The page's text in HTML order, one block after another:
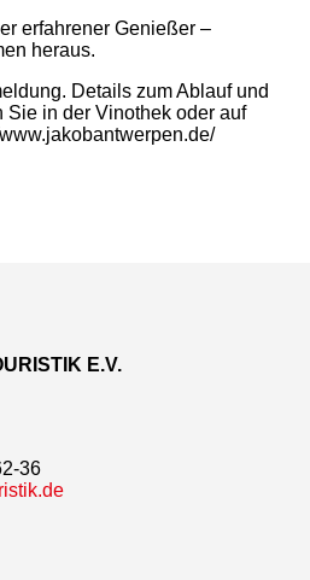
erfahrener Genießer –
heraus.
Details zum Ablauf und
Sie in der Vinothek oder auf
E.V.
36